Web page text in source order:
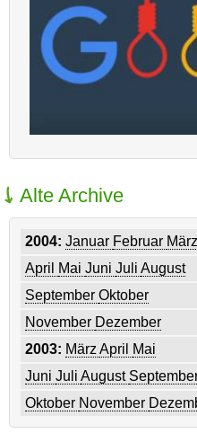
Alte Archive
2004: Januar Februar März
April
Mai Juni Juli August
September Oktober
November Dezember
2003: MärzApril
Mai
Juni Juli August
Oktober November